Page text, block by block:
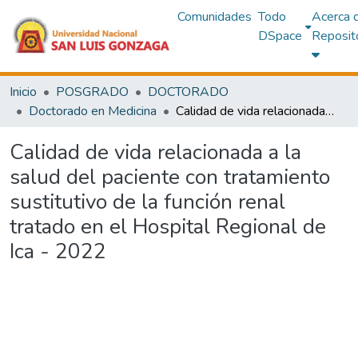
Comunidades Todo
DSpace
Acerca
Inicio POSGRADO
DOCTORADO
Doctorado en Medicina
Calidad de vida relacionada a la salud del paciente con tratamiento sustitutivo de la función renal tratado en el Hospital Regional de Ica - 2022
Calidad de vida relacionada a la
salud del paciente con tratamiento
sustitutivo de la función renal
tratado en el Hospital Regional de
Ica - 2022